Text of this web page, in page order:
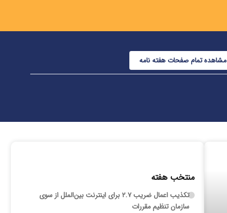
مشاهده تمام صفحات هفته نامه
منتخب هفته
تکذیب اعمال ضریب ۲.۷ برای اینترنت بین‌الملل از سوی
سازمان تنظیم مقررات